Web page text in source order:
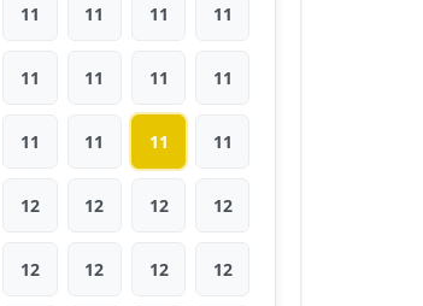
11 11 11 11
11 11 11 11
11 11 11 11
12 12 12 12
12 12 12 12